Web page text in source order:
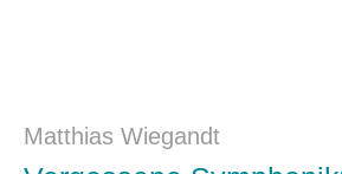
Matthias Wiegandt